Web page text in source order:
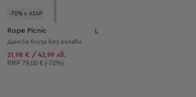
-70% с ASAP
Rope Picnic
Дамска блуза без ръкави
21,98 € / 42,99 лв.
Препоръчителна цена:
RRP 79,00 € (-72%)